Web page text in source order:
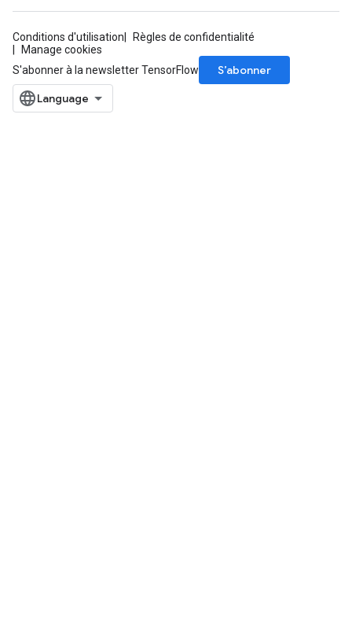
Conditions d'utilisation
Règles de confidentialité
Manage cookies
S'abonner à la newsletter TensorFlow
S’abonner